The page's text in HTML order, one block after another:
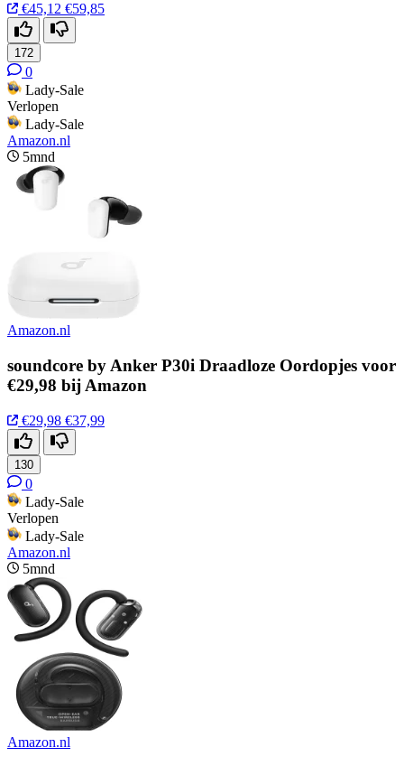
€45,12 €59,85
172
0
Lady-Sale
Verlopen
Lady-Sale
Amazon.nl
5mnd
Amazon.nl
soundcore by Anker P30i Draadloze Oordopjes voor
€29,98 bij Amazon
€29,98 €37,99
130
0
Lady-Sale
Verlopen
Lady-Sale
Amazon.nl
5mnd
Amazon.nl